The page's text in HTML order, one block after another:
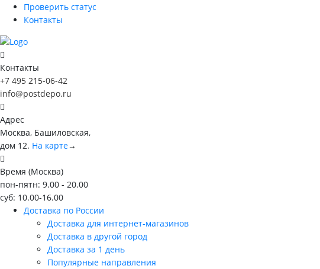
Проверить статус
Контакты
Контакты
+7 495 215-06-42
info@postdepo.ru
Адрес
Москва, Башиловская,
дом 12. На карте→
Время (Москва)
пон-пятн: 9.00 - 20.00
суб: 10.00-16.00
Доставка по России
Доставка для интернет-магазинов
Доставка в другой город
Доставка за 1 день
Популярные направления